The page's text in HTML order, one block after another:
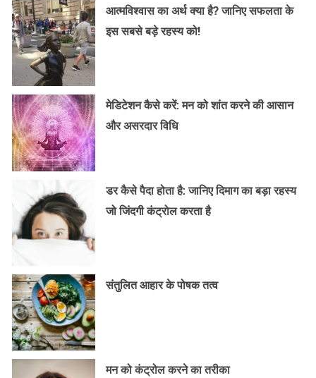
आत्मविश्वास का अर्थ क्या है? जानिए सफलता के
इस सबसे बड़े रहस्य को!
मेडिटेशन कैसे करें: मन को शांत करने की आसान
और असरदार विधि
डर कैसे पैदा होता है: जानिए दिमाग का बड़ा रहस्य
जो जिंदगी कंट्रोल करता है
संतुलित आहार के पोषक तत्व
मन को कंट्रोल करने का तरीका